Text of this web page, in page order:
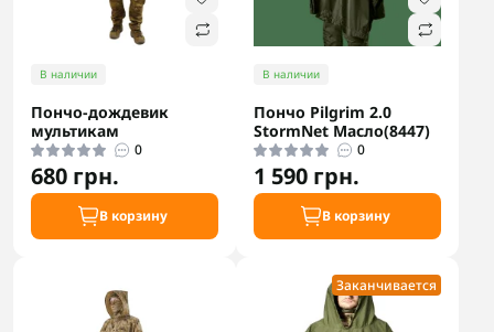
В наличии
Пончо-дождевик
мультикам
0
680 грн.
В корзину
В наличии
Пончо Pilgrim 2.0
StormNet Масло(8447)
0
1 590 грн.
В корзину
Заканчивается